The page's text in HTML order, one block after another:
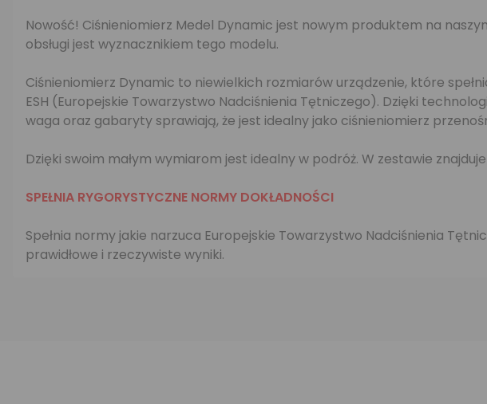
Nowość! Ciśnieniomierz Medel Dynamic jest nowym produktem na
obsługi jest wyznacznikiem tego modelu.
Ciśnieniomierz Dynamic to niewielkich rozmiarów urządzenie, które
ESH (Europejskie Towarzystwo Nadciśnienia Tętniczego). Dzięki
waga oraz gabaryty sprawiają, że jest idealny jako ciśnieniomierz
Dzięki swoim małym wymiarom jest idealny w podróż. W zestawie
SPEŁNIA RYGORYSTYCZNE NORMY DOKŁADNOŚCI
Spełnia normy jakie narzuca Europejskie Towarzystwo Nadciśnienia
prawidłowe i rzeczywiste wyniki.